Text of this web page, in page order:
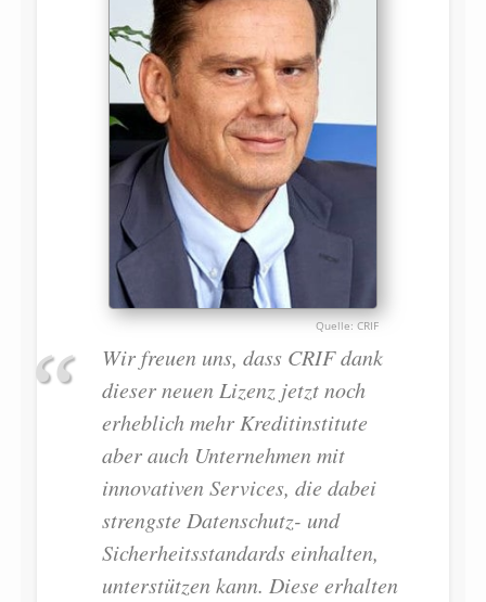
CRIF
Wir freuen uns, dass CRIF dank
dieser neuen Lizenz jetzt noch
erheblich mehr Kreditinstitute
aber auch Unternehmen mit
innovativen Services, die dabei
strengste Datenschutz- und
Sicherheitsstandards einhalten,
unterstützen kann. Diese erhalten